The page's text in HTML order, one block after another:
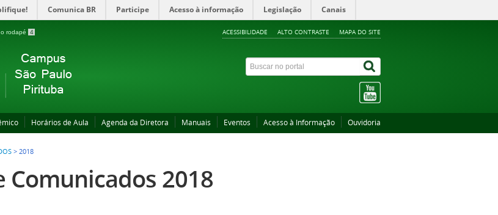
Comunica BR Participe Acesso à informação Legislação Canais
rodapé 4 ACESSIBILIDADE ALTO CONTRASTE MAPA DO SITE
Horários de Aula Agenda da Diretora Manuais Eventos Acesso à Informação Ouvidoria
> 2018
Comunicados 2018